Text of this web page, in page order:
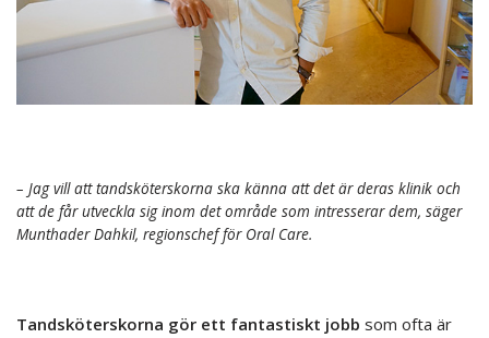
– Jag vill att tandsköterskorna ska känna att det är deras klinik och
att de får utveckla sig inom det område som intresserar dem, säger
Munthader Dahkil, regionschef för Oral Care.
Tandsköterskorna gör ett fantastiskt jobb som ofta är